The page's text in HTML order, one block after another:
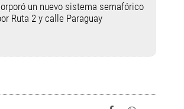
un nuevo sistema semafórico
Ruta 2 y calle Paraguay